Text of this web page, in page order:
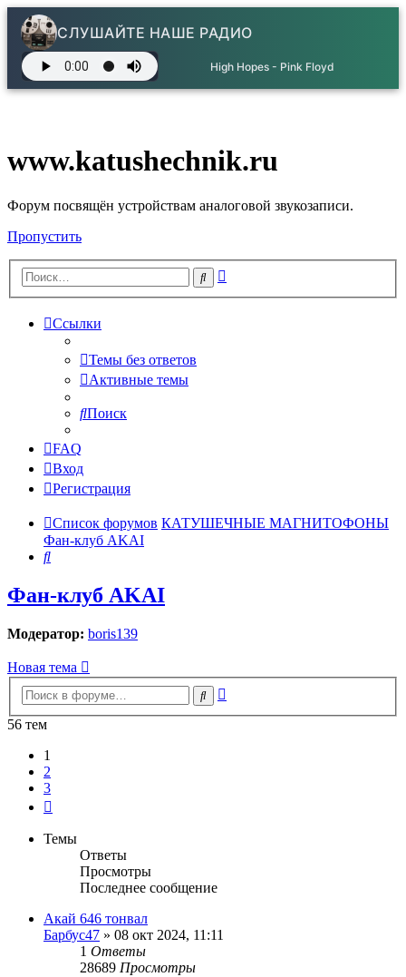
СЛУШАЙТЕ НАШЕ РАДИО
High Hopes - Pink Floyd
www.katushechnik.ru
Форум посвящён устройствам аналоговой звукозаписи.
Пропустить
Поиск
Ссылки
Темы без ответов
Активные темы
Поиск
FAQ
Вход
Регистрация
Список форумов КАТУШЕЧНЫЕ МАГНИТОФОНЫ
Фан-клуб AKAI
Поиск
Фан-клуб AKAI
Модератор: boris139
Новая тема
Поиск
56 тем
1
2
3
Темы
Ответы
Просмотры
Последнее сообщение
Акай 646 тонвал
Барбус47 » 08 окт 2024, 11:11
1 Ответы
28689 Просмотры